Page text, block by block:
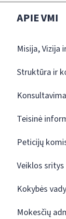
APIE VMI
Misija, Vizija
Struktūra ir
Teisinė
Peticijų
Veiklos sritys
Kokybės
Mokesčių